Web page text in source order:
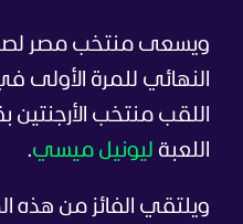
ويسعى منتخب مصر
النهائي للمرة الأولى
اللقب منتخب
اللعبة ليونيل ميسي.
ويلتقي الفائز من هذه